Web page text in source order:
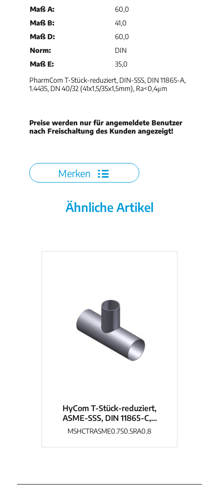
Maß A:
60,0
Maß B:
41,0
Maß D:
60,0
Norm:
DIN
Maß E:
35,0
PharmCom T-Stück-reduziert, DIN-SSS, DIN 11865-A,
1.4435, DN 40/32 (41x1,5/35x1,5mm), Ra<0,4μm
Preise werden nur für angemeldete Benutzer
nach Freischaltung des Kunden angezeigt!
Merken
Ähnliche Artikel
HyCom T-Stück-reduziert,
ASME-SSS, DIN 11865-C,...
MSHCTRASME0.750.5RA0.8